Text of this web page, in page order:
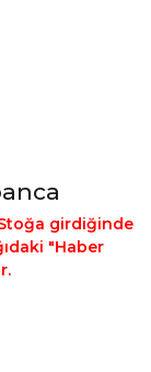
girdiğinde
"Haber